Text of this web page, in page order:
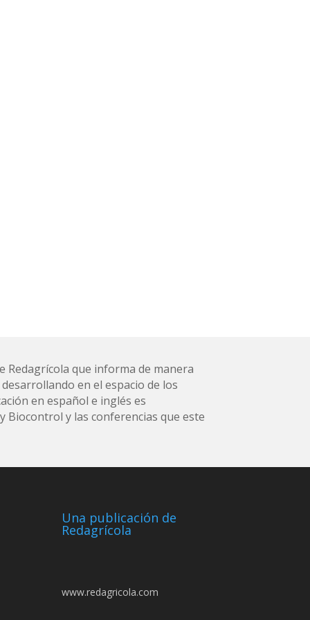
Redagrícola que informa de manera
en el espacio de los
en español e inglés es
Biocontrol y las conferencias que este
Una publicación de
Redagrícola
www.redagricola.com